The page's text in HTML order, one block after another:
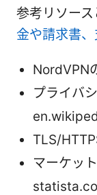
参考リソー
金や請求書
NordVPN
プライバ
TLS/
マーケッ